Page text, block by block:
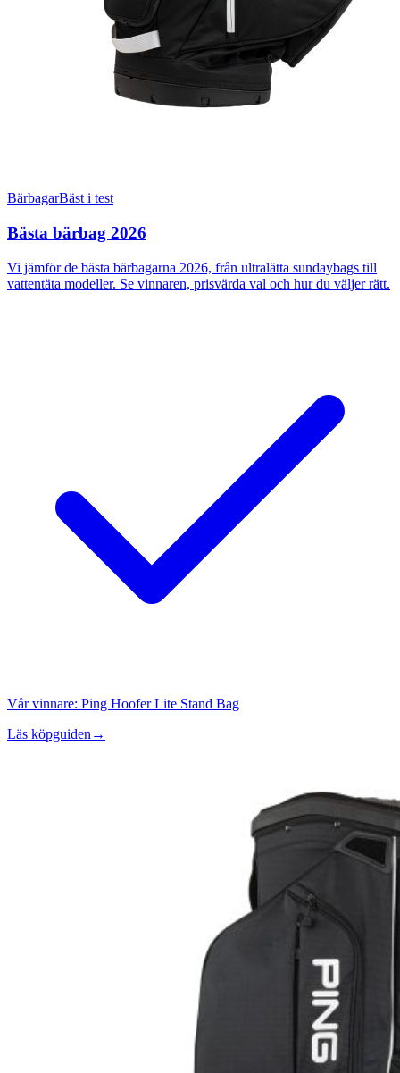
BärbagarBäst i test
Bästa bärbag 2026
Vi jämför de bästa bärbagarna 2026, från ultralätta sundaybags till
vattentäta modeller. Se vinnaren, prisvärda val och hur du väljer rätt.
Vår vinnare: Ping Hoofer Lite Stand Bag
Läs köpguiden →